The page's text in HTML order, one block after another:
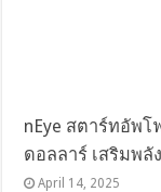
nEye สตาร์ทอัพ
ดอลลาร์ เสริมพ
April 14, 2025